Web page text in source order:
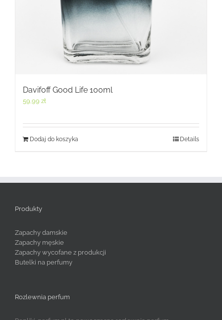
Davifoff Good Life 100ml
59,99 zł
Dodaj do koszyka Details
Produkty
Zapachy damskie
Zapachy męskie
Zapachy wycofane z produkcji
Butelki na perfumy
Rozlewnia perfum